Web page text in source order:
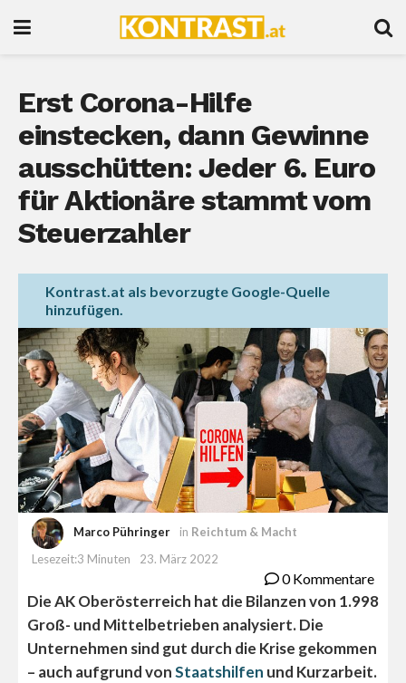
Erst Corona-Hilfe
einstecken, dann Gewinne
ausschütten: Jeder 6. Euro
für Aktionäre stammt vom
Steuerzahler
Kontrast.at als bevorzugte Google-Quelle
hinzufügen.
Marco Pühringer in Reichtum & Macht
Lesezeit:3 Minuten
23. März 2022
0 Kommentare
Die AK Oberösterreich hat die Bilanzen von 1.998
Groß- und Mittelbetrieben analysiert. Die
Unternehmen sind gut durch die Krise gekommen
– auch aufgrund vonStaatshilfen und Kurzarbeit.